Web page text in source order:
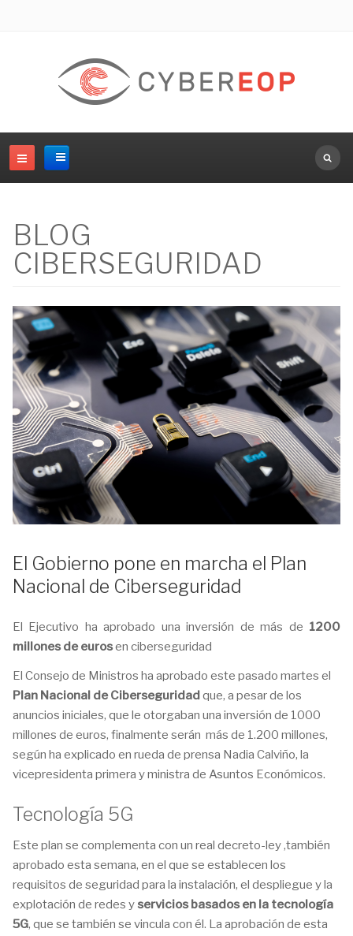
BLOG
CIBERSEGURIDAD
El Gobierno pone en marcha el Plan
Nacional de Ciberseguridad
El Ejecutivo ha aprobado una inversión de más de 1200
millones de eurosen ciberseguridad
El Consejo de Ministros ha aprobado este pasado martes el
Plan Nacional de Ciberseguridad que, a pesar de los
anuncios iniciales, que le otorgaban una inversión de 1000
millones de euros, finalmente serán más de 1.200 millones,
según ha explicado en rueda de prensa Nadia Calviño, la
vicepresidenta primera y ministra de Asuntos Económicos.
Tecnología 5G
Este plan se complementa con un real decreto-ley ,también
aprobado esta semana, en el que se establecen los
requisitos de seguridad para la instalación, el despliegue y la
explotación de redes y servicios basados en la tecnología
5G, que se también se vincula con él. La aprobación de esta